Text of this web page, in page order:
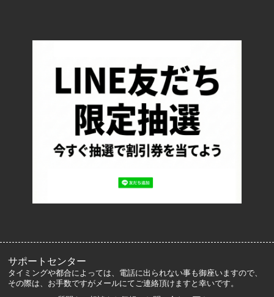
配送・送料について
返品について
お支払い方法について
特定商取引法に基づく表記
プライバシーポリシー
ロッカーズについて
サポートセンター
タイミングや都合によっては、電話に出られない事も御座いますので、
その際は、お手数ですがメールにてご連絡頂けますと幸いです。